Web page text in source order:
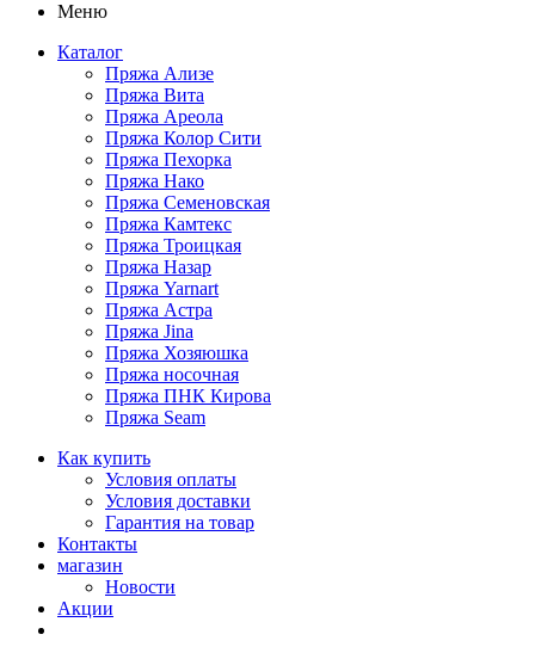
Меню
Каталог
Пряжа Ализе
Пряжа Вита
Пряжа Ареола
Пряжа Колор Сити
Пряжа Пехорка
Пряжа Нако
Пряжа Семеновская
Пряжа Камтекс
Пряжа Троицкая
Пряжа Назар
Пряжа Yarnart
Пряжа Астра
Пряжа Jina
Пряжа Хозяюшка
Пряжа носочная
Пряжа ПНК Кирова
Пряжа Seam
Как купить
Условия оплаты
Условия доставки
Гарантия на товар
Контакты
магазин
Новости
Акции